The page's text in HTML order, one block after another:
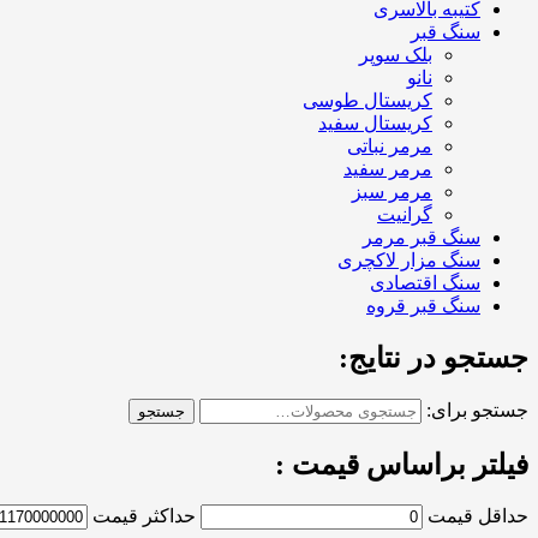
کتیبه بالاسری
سنگ قبر
بلک سوپر
نانو
کریستال طوسی
کریستال سفید
مرمر نباتی
مرمر سفید
مرمر سبز
گرانیت
سنگ قبر مرمر
سنگ مزار لاکچری
سنگ اقتصادی
سنگ قبر قروه
جستجو در نتایج:
جستجو برای: جستجو
فیلتر براساس قیمت :
حداقل قیمت حداکثر قیمت